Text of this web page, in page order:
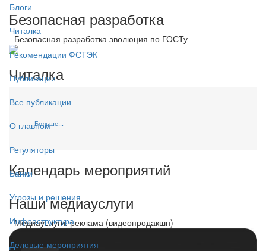
Блоги
Читалка
Рекомендации ФСТЭК
Публикации
Все публикации
О главном
Регуляторы
Банки
Угрозы и решения
Инфраструктура
Деловые мероприятия
Безопасная разработка
- Безопасная разработка эволюция по ГОСТу -
Читалка
Больше...
Календарь мероприятий
Наши медиауслуги
- Медиауслуги, реклама (видеопродакшн) -